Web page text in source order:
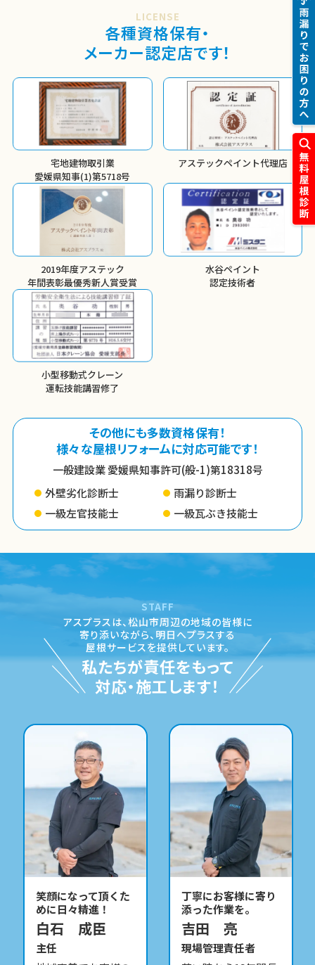
LICENSE
各種資格保有・
メーカー認定店です！
宅地建物取引業
愛媛県知事(1)第5718号
アステックペイント代理店
2019年度アステック
年間表彰最優秀新人賞受賞
水谷ペイント
認定技術者
小型移動式クレーン
運転技能講習修了
その他にも多数資格保有！
様々な屋根リフォームに対応可能です！
一般建設業 愛媛県知事許可(般-1)第18318号
外壁劣化診断士
雨漏り診断士
一級左官技能士
一級瓦ぶき技能士
STAFF
アスプラスは、松山市周辺の地域の皆様に
寄り添いながら、 明日へプラスする
屋根サービスを提供しています。
私たちが責任をもって
対応・施工します！
笑顔になって頂くた
めに日々精進！
白石 成臣
主任
丁寧にお客様に寄り
添った作業を。
吉田 亮
現場管理責任者